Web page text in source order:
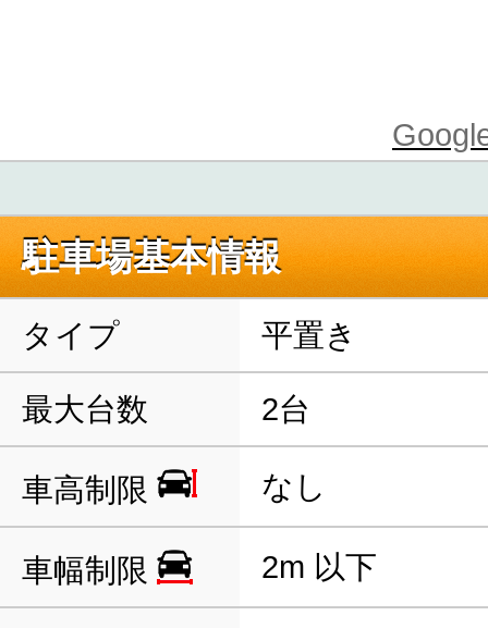
駐車場基本情報
タイプ 平置き
最大台数 2台
車高制限 なし
車幅制限 2m 以下